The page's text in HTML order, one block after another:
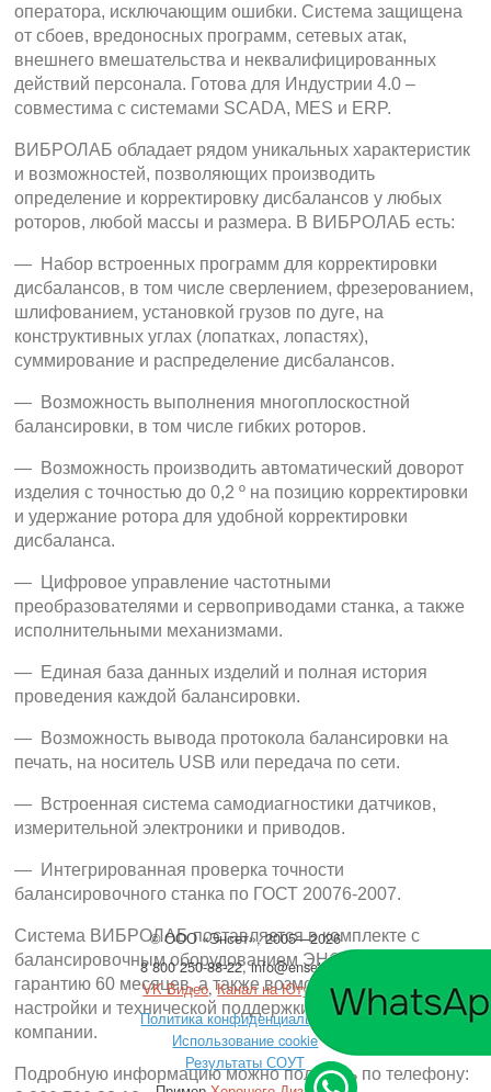
оператора, исключающим ошибки. Система защищена
от сбоев, вредоносных программ, сетевых атак,
внешнего вмешательства и неквалифицированных
действий персонала. Готова для Индустрии 4.0 –
совместима с системами SCADA, MES и ERP.
ВИБРОЛАБ обладает рядом уникальных характеристик
и возможностей, позволяющих производить
определение и корректировку дисбалансов у любых
роторов, любой массы и размера. В ВИБРОЛАБ есть:
— Набор встроенных программ для корректировки
дисбалансов, в том числе сверлением, фрезерованием,
шлифованием, установкой грузов по дуге, на
конструктивных углах (лопатках, лопастях),
суммирование и распределение дисбалансов.
— Возможность выполнения многоплоскостной
балансировки, в том числе гибких роторов.
— Возможность производить автоматический доворот
изделия с точностью до 0,2 º на позицию корректировки
и удержание ротора для удобной корректировки
дисбаланса.
— Цифровое управление частотными
преобразователями и сервоприводами станка, а также
исполнительными механизмами.
— Единая база данных изделий и полная история
проведения каждой балансировки.
— Возможность вывода протокола балансировки на
печать, на носитель USB или передача по сети.
— Встроенная система самодиагностики датчиков,
измерительной электроники и приводов.
— Интегрированная проверка точности
балансировочного станка по ГОСТ 20076-2007.
Система ВИБРОЛАБ поставляется в комплекте с
балансировочным оборудованием ЭНСЕТ, имеет
гарантию 60 месяцев, а также возможность удаленной
настройки и технической поддержки специалистом
компании.
Подробную информацию можно получить по телефону:
©ООО«Энсет», 2005—2026
8 800 250-88-22,info@enset.ru
VK Видео,Канал на Ютубе
Политика конфиденциальности
Использование cookie
Результаты СОУТ